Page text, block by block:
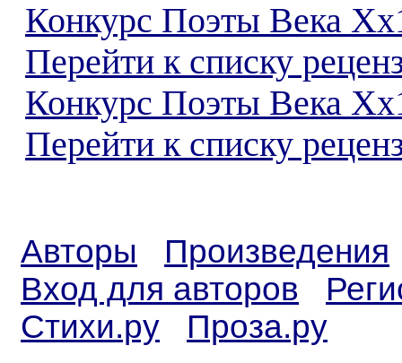
Конкурс Поэты Века
Перейти к списку
Конкурс Поэты Века
Перейти к списку
Авторы
Произведения
Вход для авторов
Стихи.ру
Проза.ру